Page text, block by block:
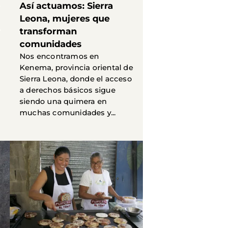
Así actuamos: Sierra
Leona, mujeres que
transforman
comunidades
Nos encontramos en
Kenema, provincia oriental de
Sierra Leona, donde el acceso
a derechos básicos sigue
siendo una quimera en
muchas comunidades y...